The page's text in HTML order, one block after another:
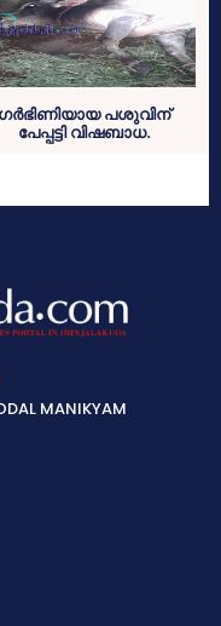
ഗര്‍ഭിണിയായ പശുവിന്
പേപ്പട്ടി വിഷബാധ.
MANIKYAM